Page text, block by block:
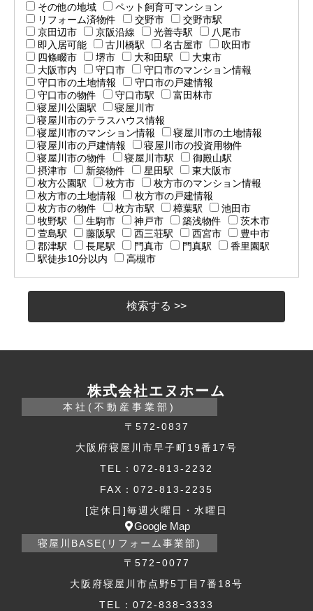
その他の地域
ペット飼育可マンション
リフォーム済物件
交野市
交野市駅
京田辺市
京阪沿線 光善寺駅
八尾市
即入居可能
古川橋駅 名古屋市
吹田市
四條畷市
堺市 大和田駅
大東市
大阪市内
守口市
守口市のマンション情報
守口市の土地情報
守口市の戸建情報
守口市の物件
守口市駅
富田林市
寝屋川公園駅
寝屋川市
寝屋川市のテラスハウス情報
寝屋川市のマンション情報
寝屋川市の土地情報
寝屋川市の戸建情報
寝屋川市の投資用物件
寝屋川市の物件
寝屋川市駅
御殿山駅
摂津市
新築物件 星田駅
東大阪市
枚方公園駅
枚方市
枚方市のマンション情報
枚方市の土地情報
枚方市の戸建情報
枚方市の物件
枚方市駅 樟葉駅
池田市
牧野駅
生駒市 神戸市 築浅物件
茨木市
萱島駅
藤阪駅 西三荘駅 西宮市
豊中市
郡津駅
長尾駅 門真市 門真駅
香里園駅
駅徒歩10分以内
高槻市
株式会社エヌホーム
本社(不動産事業部)
〒572-0837
大阪府寝屋川市早子町19番17号
TEL：072-813-2232
FAX：072-813-2235
[定休日]毎週火曜日・水曜日
Google Map
寝屋川BASE(リフォーム事業部)
〒572ｰ0077
大阪府寝屋川市点野5丁目7番18号
TEL：072-838ｰ3333